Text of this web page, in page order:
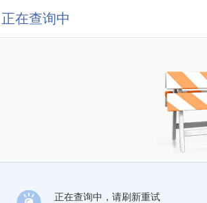
正在查询中
正在查询中，请刷新重试